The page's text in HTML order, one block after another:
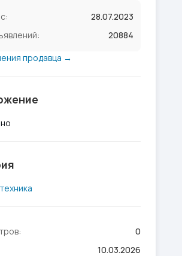
28.07.2023
20884
продавца →
0
10.03.2026